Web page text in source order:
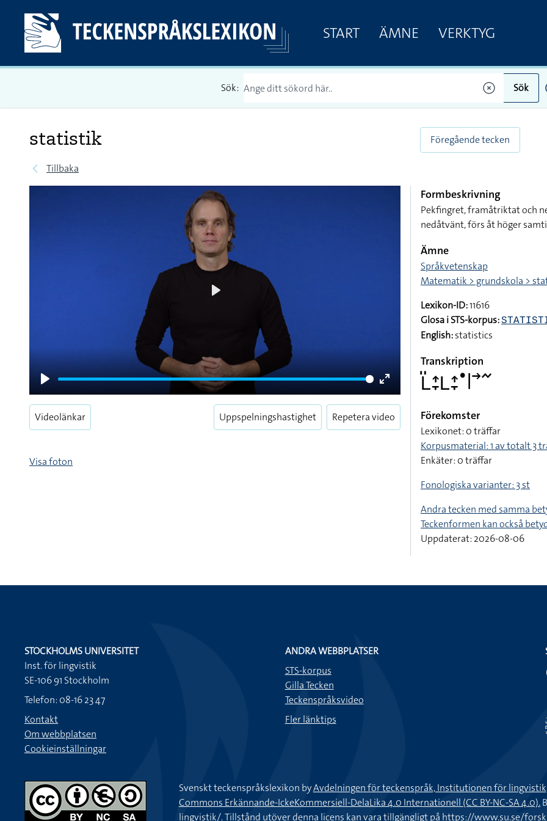
START ÄMNE VERKTYG
Sök: Sök
statistik
Tillbaka
Föregående tecken
Play
Enter
fullscreen
Videolänkar Uppspelningshastighet Repetera video
Visa foton
Formbeskrivning
Pekfingret, framåtriktat och
nedåtvänt, förs åt höger
Ämne
Språkvetenskap
Matematik > grundskola >
Lexikon-ID:11616
Glosa i STS-korpus:
English:statistics
Transkription
􌥈􌤺􌤴􌥙􌥈􌤴􌥙􌤟􌥼􌥣􌥨
Förekomster
Lexikonet: 0 träffar
Korpusmaterial: 1 av totalt 3
Enkäter: 0 träffar
Fonologiska varianter: 3 st
Andra tecken med samma
Teckenformen kan också
Uppdaterat: 2026-08-06
STOCKHOLMS UNIVERSITET
Inst. för lingvistik
SE-106 91 Stockholm
Telefon: 08-16 23 47
Kontakt
Om webbplatsen
Cookieinställningar
ANDRA WEBBPLATSER
STS-korpus
Gilla Tecken
Teckenspråksvideo
Fler länktips
Svenskt teckenspråkslexikon byAvdelningen för teckenspråk, Institutionen för
Commons Erkännande-IckeKommersiell-DelaLika 4.0 Internationell (CC BY-NC-SA 4.0).
lingvistik/. Tillstånd utöver denna licens kan vara tillgängligt på https://www.su.se/